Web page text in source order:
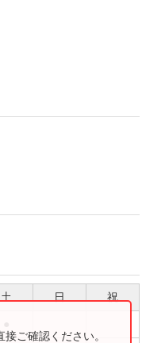
土 日 祝
ご確認ください。